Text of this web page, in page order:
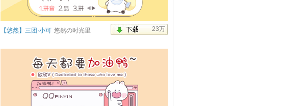
【悠然】三团·小可爱悠然の时光里